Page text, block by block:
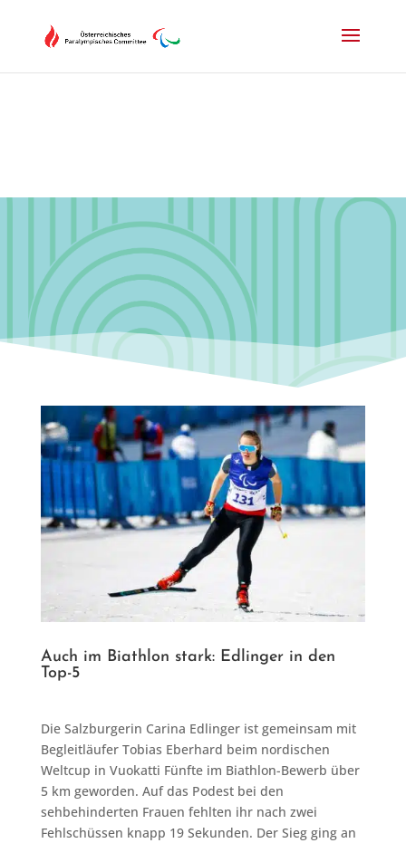
Auch im Biathlon stark: Edlinger in den
Top-5
Die Salzburgerin Carina Edlinger ist gemeinsam mit
Begleitläufer Tobias Eberhard beim nordischen
Weltcup in Vuokatti Fünfte im Biathlon-Bewerb über
5 km geworden. Auf das Podest bei den
sehbehinderten Frauen fehlten ihr nach zwei
Fehlschüssen knapp 19 Sekunden. Der Sieg ging an